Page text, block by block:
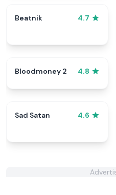
Beatnik 4.7
Bloodmoney 2 4.8
Sad Satan 4.6